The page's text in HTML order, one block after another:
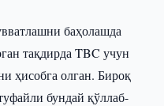
баҳолашда
тақдирда TBC учун
ҳисобга олган. Бироқ
бундай қўллаб-